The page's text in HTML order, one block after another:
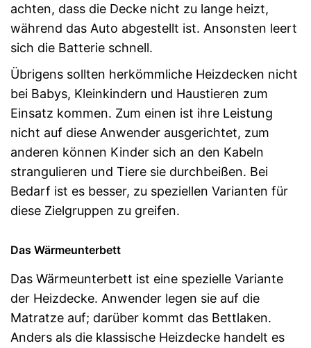
achten, dass die Decke nicht zu lange heizt,
während das Auto abgestellt ist. Ansonsten leert
sich die Batterie schnell.
Übrigens sollten herkömmliche Heizdecken nicht
bei Babys, Kleinkindern und Haustieren zum
Einsatz kommen. Zum einen ist ihre Leistung
nicht auf diese Anwender ausgerichtet, zum
anderen können Kinder sich an den Kabeln
strangulieren und Tiere sie durchbeißen. Bei
Bedarf ist es besser, zu speziellen Varianten für
diese Zielgruppen zu greifen.
Das Wärmeunterbett
Das Wärmeunterbett ist eine spezielle Variante
der Heizdecke. Anwender legen sie auf die
Matratze auf; darüber kommt das Bettlaken.
Anders als die klassische Heizdecke handelt es